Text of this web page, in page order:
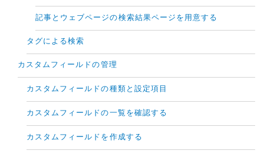
記事とウェブページの検索結果ページを用意する
タグによる検索
カスタムフィールドの管理
カスタムフィールドの種類と設定項目
カスタムフィールドの一覧を確認する
カスタムフィールドを作成する